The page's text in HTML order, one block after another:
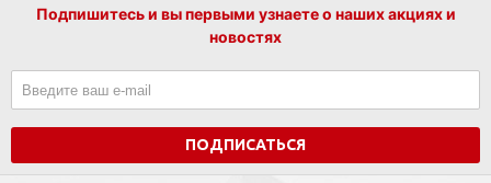
Подпишитесь и вы первыми узнаете о наших акциях и
новостях
ПОДПИСАТЬСЯ